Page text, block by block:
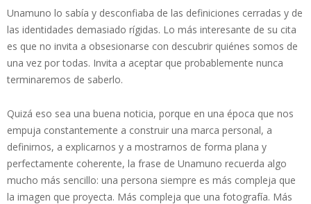
Unamuno lo sabía y desconfiaba de las definiciones cerradas y de
las identidades demasiado rígidas. Lo más interesante de su cita
es que no invita a obsesionarse con descubrir quiénes somos de
una vez por todas. Invita a aceptar que probablemente nunca
terminaremos de saberlo.
Quizá eso sea una buena noticia, porque en una época que nos
empuja constantemente a construir una marca personal, a
definirnos, a explicarnos y a mostrarnos de forma plana y
perfectamente coherente, la frase de Unamuno recuerda algo
mucho más sencillo: una persona siempre es más compleja que
la imagen que proyecta. Más compleja que una fotografía. Más